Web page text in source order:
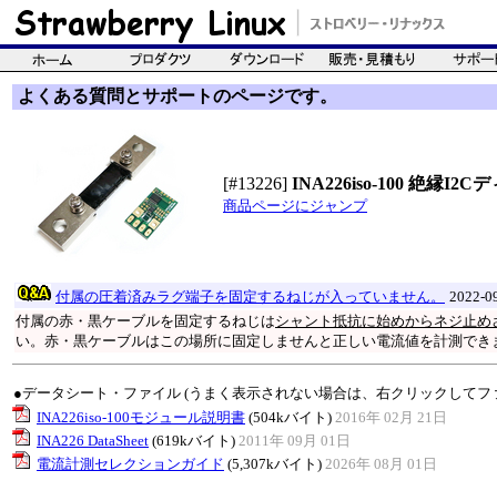
よくある質問とサポートのページです。
[#13226] INA226iso-100 絶縁I2C
商品ページにジャンプ
付属の圧着済みラグ端子を固定するねじが入っていません。
2022-
付属の赤・黒ケーブルを固定するねじはシャント抵抗に始めからネジ止め
い。赤・黒ケーブルはこの場所に固定しませんと正しい電流値を計測で
●データシート・ファイル (うまく表示されない場合は、右クリックして
INA226iso-100モジュール説明書 (504kバイト) 2016年 02月 21日
INA226 DataSheet (619kバイト) 2011年 09月 01日
電流計測セレクションガイド (5,307kバイト) 2026年 08月 01日